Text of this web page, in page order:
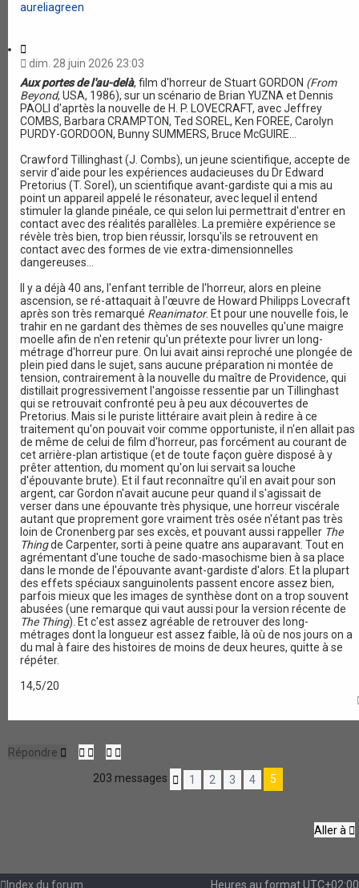
aureliagreen
a
t
i
o
n
dim. 28 juin 2026 23:03
Aux portes de l'au-delà, film d'horreur de Stuart GORDON (From
Beyond, USA, 1986), sur un scénario de Brian YUZNA et Dennis
PAOLI d'aprtès la nouvelle de H. P. LOVECRAFT, avec Jeffrey
COMBS, Barbara CRAMPTON, Ted SOREL, Ken FOREE, Carolyn
PURDY-GORDOON, Bunny SUMMERS, Bruce McGUIRE...
Crawford Tillinghast (J. Combs), un jeune scientifique, accepte de
servir d'aide pour les expériences audacieuses du Dr Edward
Pretorius (T. Sorel), un scientifique avant-gardiste qui a mis au
point un appareil appelé le résonateur, avec lequel il entend
stimuler la glande pinéale, ce qui selon lui permettrait d'entrer en
contact avec des réalités parallèles. La première expérience se
révèle très bien, trop bien réussir, lorsqu'ils se retrouvent en
contact avec des formes de vie extra-dimensionnelles
dangereuses...
Il y a déjà 40 ans, l'enfant terrible de l'horreur, alors en pleine
ascension, se ré-attaquait à l'œuvre de Howard Philipps Lovecraft
après son très remarqué Reanimator. Et pour une nouvelle fois, le
trahir en ne gardant des thèmes de ses nouvelles qu'une maigre
moelle afin de n'en retenir qu'un prétexte pour livrer un long-
métrage d'horreur pure. On lui avait ainsi reproché une plongée de
plein pied dans le sujet, sans aucune préparation ni montée de
tension, contrairement à la nouvelle du maître de Providence, qui
distillait progressivement l'angoisse ressentie par un Tillinghast
qui se retrouvait confronté peu à peu aux découvertes de
Pretorius. Mais si le puriste littéraire avait plein à redire à ce
traitement qu'on pouvait voir comme opportuniste, il n'en allait pas
de même de celui de film d'horreur, pas forcément au courant de
cet arrière-plan artistique (et de toute façon guère disposé à y
prêter attention, du moment qu'on lui servait sa louche
d'épouvante brute). Et il faut reconnaître qu'il en avait pour son
argent, car Gordon n'avait aucune peur quand il s'agissait de
verser dans une épouvante très physique, une horreur viscérale
autant que proprement gore vraiment très osée n'étant pas très
loin de Cronenberg par ses excès, et pouvant aussi rappeller The
Thingde Carpenter, sorti à peine quatre ans auparavant. Tout en
agrémentant d'une touche de sado-masochisme bien à sa place
dans le monde de l'épouvante avant-gardiste d'alors. Et la plupart
des effets spéciaux sanguinolents passent encore assez bien,
parfois mieux que les images de synthèse dont on a trop souvent
abusées (une remarque qui vaut aussi pour la version récente de
The Thing). Et c'est assez agréable de retrouver des long-
métrages dont la longueur est assez faible, là où de nos jours on a
du mal à faire des histoires de moins de deux heures, quitte à se
répéter.
14,5/20
Répondre
203 messages
P
r
1 2 3 4 5
Aller à
Index du forum Heures au formatUTC+02:00